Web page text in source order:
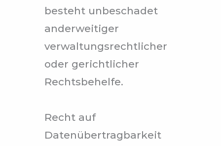
besteht unbeschadet
anderweitiger
verwaltungsrechtlicher
oder gerichtlicher
Rechtsbehelfe.
Recht auf
Datenübertragbarkeit